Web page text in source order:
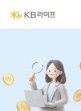
KB라이프생명메인
KB라이프 고
딱좋은 제휴
‘KB라이프 딱좋은 요
실적 충족 시, 다양한
자세히 보기